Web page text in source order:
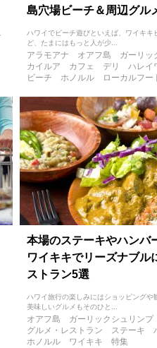
島穴場ビーチ＆周辺グル
ハワイでビーチ遊びといえば、ワイキキ
ど、たまにはもっと人が少...
アラモアナ オアフ島
ガーリッ
カイルア
カフェ デリ ハレイ
ビーチ
ホノルル ローカルフー
本場のステーキやハンバ
ワイキキでリーズナブル
ストラン5選
ハワイ旅行の楽しみにはショッピングや
美味しいグルメもそのひと...
オアフ島
ガーリックシュリンプ
グルメ・レストラン
ステーキ
ホノルル
ワイキキ 特集